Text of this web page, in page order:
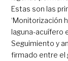
Estas son las
‘Monitorización
laguna-acuífero
Seguimiento y
firmado entre el